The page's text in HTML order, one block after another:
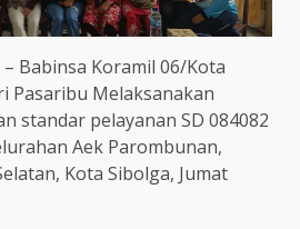
– Babinsa Koramil 06/Kota
Pasaribu Melaksanakan
standar pelayanan SD 084082
Aek Parombunan,
Kota Sibolga, Jumat